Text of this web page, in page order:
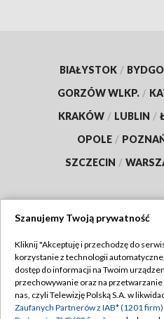
BIAŁYSTOK /
GORZÓW WLKP. /
KRAKÓW / LUBLIN /
OPOLE /
SZCZECIN /
Abonament TVP
Emisja w TVP
Polityka
Szanujemy Twoją prywatność
Kliknij "Akceptuję i przechodzę do
korzystanie z technologii
dostęp do informacji na Twoim
przechowywanie oraz na
nas, czyli Telewizję Polską S.A. w
Zaufanych Partnerów z IAB* (1201 firm)